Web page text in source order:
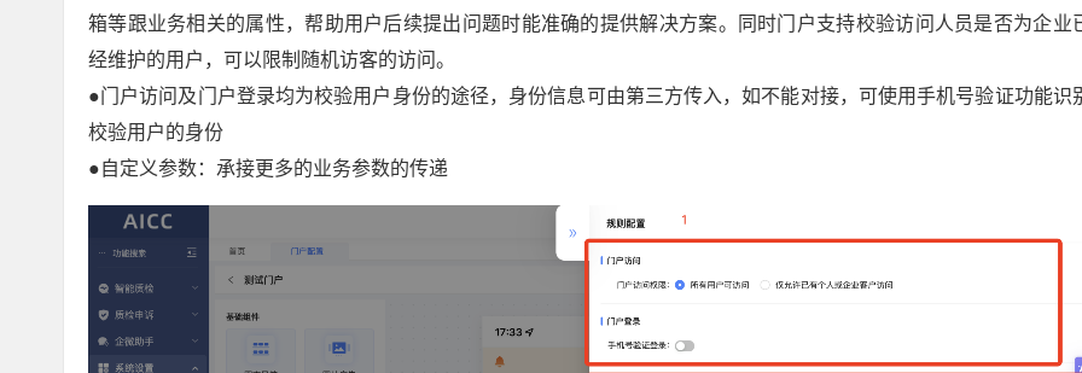
箱等跟业务相关的属性，帮助用户后续提出问题时能准确的提供解决方案。同时门户支持校验访问人员是否为企业
经维护的用户，可以限制随机访客的访问。
●门户访问及门户登录均为校验用户身份的途径，身份信息可由第三方传入，如不能对接，可使用手机号验证功能识
校验用户的身份
●自定义参数：承接更多的业务参数的传递